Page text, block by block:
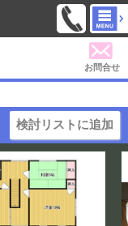
お問合せ
検討リストに追加